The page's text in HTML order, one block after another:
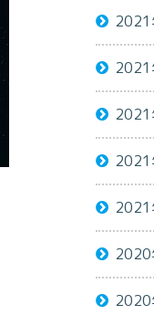
2021
2021
2021
2021
2021
2020
2020